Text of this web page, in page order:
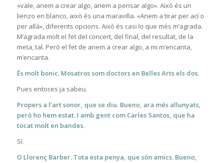
«vale, anem a crear algo, anem a pensar algo». Això és un
lienzo en blanco, això és una maravilla. «Anem a tirar per ací o
per allà», diferents opcions. Això és casi lo que més m’agrada.
M’agrada molt el fet del concert, del final, del resultat, de la
meta, tal. Però el fet de anem a crear algo, a mi m’encanta,
m’encanta.
És molt bonic. Mosatros som doctors en Belles Arts els dos.
Pues entoces ja sabeu.
Propers a l’art sonor, que se diu. Bueno, ara més allunyats,
però ho hem estat. I amb gent com Carles Santos, que ha
tocat molt en bandes.
Sí.
O Llorenç Barber. Tota esta penya, que són amics. Bueno,